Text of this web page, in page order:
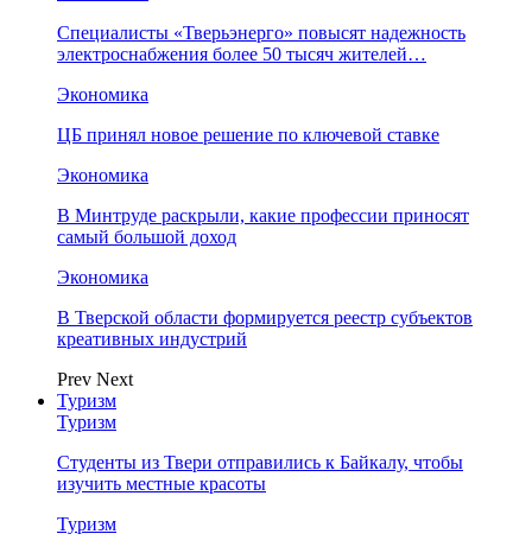
Специалисты «Тверьэнерго» повысят надежность
электроснабжения более 50 тысяч жителей…
Экономика
ЦБ принял новое решение по ключевой ставке
Экономика
В Минтруде раскрыли, какие профессии приносят
самый большой доход
Экономика
В Тверской области формируется реестр субъектов
креативных индустрий
Prev Next
Туризм
Туризм
Студенты из Твери отправились к Байкалу, чтобы
изучить местные красоты
Туризм